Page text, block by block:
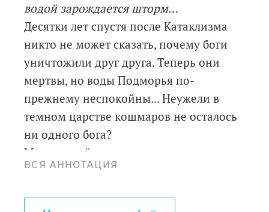
водой зарождается шторм…
Десятки лет спустя после Катаклизма
никто не может сказать, почему боги
уничтожили друг друга. Теперь они
мертвы, но воды Подморья по-
прежнему неспокойны... Неужели в
темном царстве кошмаров не осталось
ни одного бога?
Малолетний охотник за морскими
сокровищами Харк случайно достает с
сердце бога. Находка сулит не просто
ВСЯ АННОТАЦИЯ